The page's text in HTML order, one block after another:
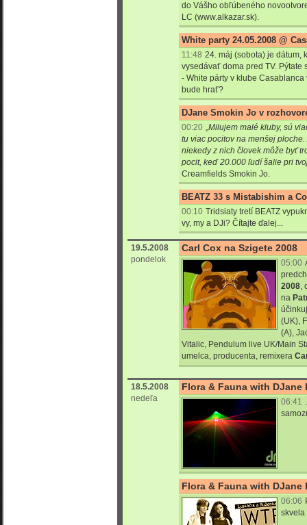
do Vášho obľúbeného
LC (www.alkazar.sk).
White party 24.05.2008 @
11:48 24. máj (sobota) je dátum,
vysedávať doma pred TV.
- White párty v klube
bude hrať?
DJane Smokin Jo v
00:20 „Milujem malé kluby, sú
tu viac pocitov na menšej
niekedy z nich človek môže byť
pocit, keď 20.000 ľudí šalie pri
Creamfields Smokin Jo.
BEATZ 33 s Mistabishim a
00:10 Tridsiaty tretí BEATZ
vy, my a DJi? Čítajte ďalej...
19.5.2008
pondelok
Carl Cox na Szigete 2008
05:00
2008,
na
(UK),
(A),
Vitalic, Pendulum live UK/Main
umelca, producenta, remixera
18.5.2008
nedeľa
Flora & Fauna with DJane
06:41
Flora & Fauna with DJane
06:06
skvela